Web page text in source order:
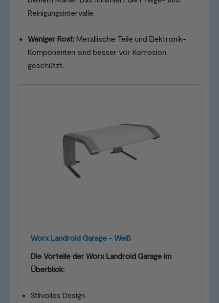
Reinigungsintervalle.
Weniger Rost: Metallische Teile und Elektronik-
Komponenten sind besser vor Korrosion
geschützt.
Worx Landroid Garage - Weiß
Die Vorteile der Worx Landroid Garage im
Überblick:
Stilvolles Design